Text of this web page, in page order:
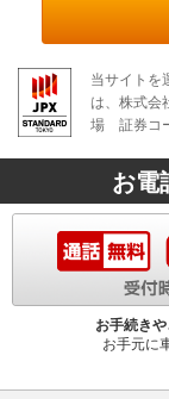
当サイトを
は、株式会
場 証券コ
お電
お手続き
お手元に